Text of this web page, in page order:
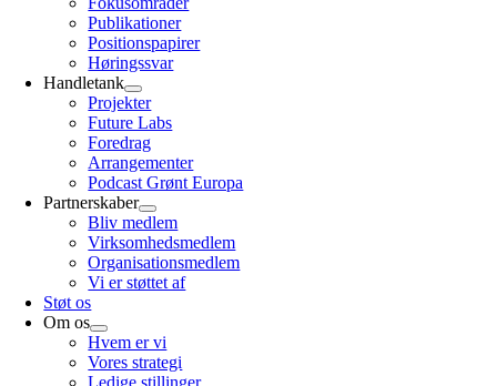
Publikationer
Positionspapirer
Høringssvar
Handletank
Projekter
Future Labs
Foredrag
Arrangementer
Podcast Grønt Europa
Partnerskaber
Bliv medlem
Virksomhedsmedlem
Organisationsmedlem
Vi er støttet af
Støt os
Om os
Hvem er vi
Vores strategi
Ledige stillinger